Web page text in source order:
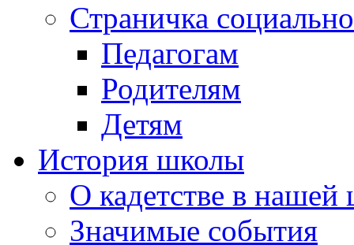
Страничка
Педагогам
Родителям
Детям
История школы
О кадетстве в нашей
Значимые события